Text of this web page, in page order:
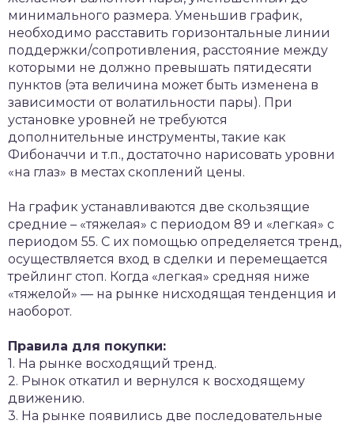
минимального размера. Уменьшив график,
необходимо расставить горизонтальные линии
поддержки/сопротивления, расстояние между
которыми не должно превышать пятидесяти
пунктов (эта величина может быть изменена в
зависимости от волатильности пары). При
установке уровней не требуются
дополнительные инструменты, такие как
Фибоначчи и т.п., достаточно нарисовать уровни
«на глаз» в местах скоплений цены.
На график устанавливаются две скользящие
средние – «тяжелая» с периодом 89 и «легкая» с
периодом 55. С их помощью определяется тренд,
осуществляется вход в сделки и перемещается
трейлинг стоп. Когда «легкая» средняя ниже
«тяжелой» — на рынке нисходящая тенденция и
наоборот.
Правила для покупки:
1. На рынке восходящий тренд.
2. Рынок откатил и вернулся к восходящему
движению.
3. На рынке появились две последовательные